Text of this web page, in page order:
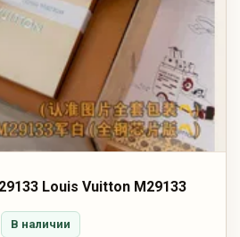
Louis Vuitton M29133
В наличии